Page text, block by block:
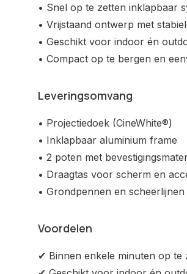
• Snel op te zetten inklapbaar
• Vrijstaand ontwerp met
• Geschikt voor indoor én
• Compact op te bergen en
Leveringsomvang
• Projectiedoek (CineWhite®)
• Inklapbaar aluminium frame
• 2 poten met
• Draagtas voor scherm en
• Grondpennen en
Voordelen
✔ Binnen enkele minuten op te